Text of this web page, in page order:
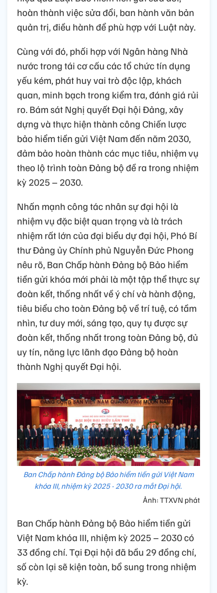
hoàn thành việc sửa đổi, ban hành văn bản
quản trị, điều hành để phù hợp với Luật này.
Cùng với đó, phối hợp với Ngân hàng Nhà
nước trong tái cơ cấu các tổ chức tín dụng
yếu kém, phát huy vai trò độc lập, khách
quan, minh bạch trong kiểm tra, đánh giá rủi
ro. Bám sát Nghị quyết Đại hội Đảng, xây
dựng và thực hiện thành công Chiến lược
bảo hiểm tiền gửi Việt Nam đến năm 2030,
đảm bảo hoàn thành các mục tiêu, nhiệm vụ
theo lộ trình toàn Đảng bộ đề ra trong nhiệm
kỳ 2025 – 2030.
Nhấn mạnh công tác nhân sự đại hội là
nhiệm vụ đặc biệt quan trọng và là trách
nhiệm rất lớn của đại biểu dự đại hội, Phó Bí
thư Đảng ủy Chính phủ Nguyễn Đức Phong
nêu rõ, Ban Chấp hành Đảng bộ Bảo hiểm
tiền gửi khóa mới phải là một tập thể thực sự
đoàn kết, thống nhất về ý chí và hành động,
tiêu biểu cho toàn Đảng bộ về trí tuệ, có tầm
nhìn, tư duy mới, sáng tạo, quy tụ được sự
đoàn kết, thống nhất trong toàn Đảng bộ, đủ
uy tín, năng lực lãnh đạo Đảng bộ hoàn
thành Nghị quyết Đại hội.
Ban Chấp hành Đảng bộ Bảo hiểm tiền gửi Việt Nam
khóa III, nhiệm kỳ 2025 - 2030 ra mắt Đại hội.
Ảnh: TTXVN phát
Ban Chấp hành Đảng bộ Bảo hiểm tiền gửi
Việt Nam khóa III, nhiệm kỳ 2025 – 2030 có
33 đồng chí. Tại Đại hội đã bầu 29 đồng chí,
số còn lại sẽ kiện toàn, bổ sung trong nhiệm
kỳ.